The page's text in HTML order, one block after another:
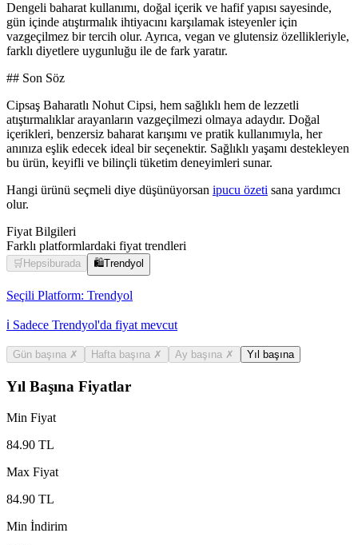
Dengeli baharat kullanımı, doğal içerik ve hafif yapısı sayesinde,
gün içinde atıştırmalık ihtiyacını karşılamak isteyenler için
vazgeçilmez bir tercih olur. Ayrıca, vegan ve glutensiz özellikleriyle,
farklı diyetlere uygunluğu ile de fark yaratır.
## Son Söz
Cipsaş Baharatlı Nohut Cipsi, hem sağlıklı hem de lezzetli
atıştırmalıklar arayanların vazgeçilmezi olmaya adaydır. Doğal
içerikleri, benzersiz baharat karışımı ve pratik kullanımıyla, her
anınıza eşlik edecek ideal bir seçenektir. Sağlıklı yaşamı destekleyen
bu ürün, keyifli ve bilinçli tüketim deneyimleri sunar.
Hangi ürünü seçmeli diye düşünüyorsan ipucu özeti sana yardımcı
olur.
Fiyat Bilgileri
Farklı platformlardaki fiyat trendleri
🛒 Hepsiburada 🛍️Trendyol
Seçili Platform: Trendyol
ℹ️ Sadece Trendyol'da fiyat mevcut
Gün başına ✗ Hafta başına ✗ Ay başına ✗ Yıl başına
Yıl Başına Fiyatlar
Min Fiyat
84.90 TL
Max Fiyat
84.90 TL
Min İndirim